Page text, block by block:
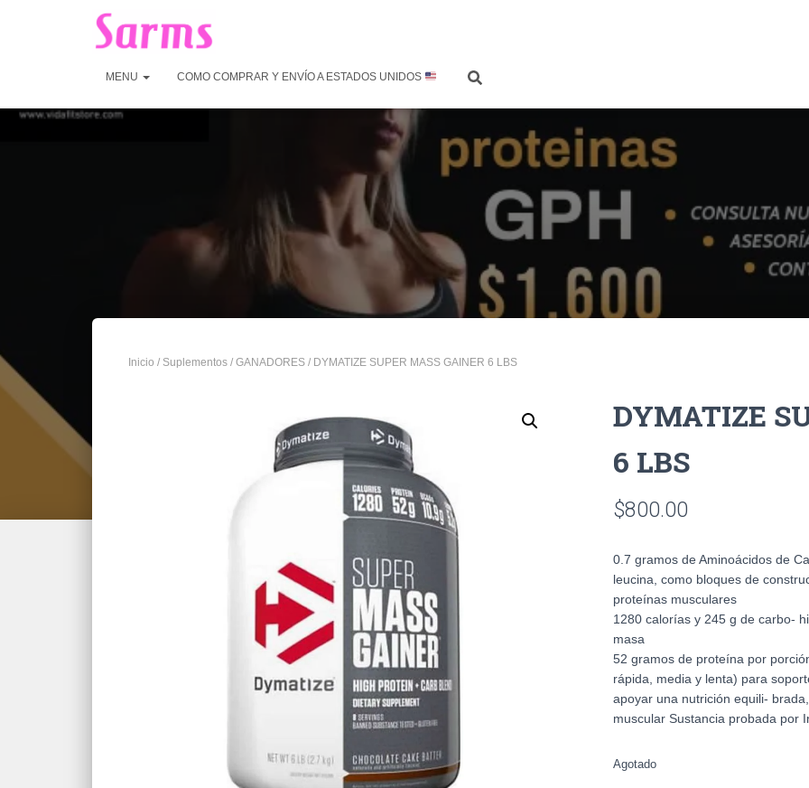
MENU COMO COMPRAR Y ENVÍO A ESTADOS UNIDOS
Inicio / Suplementos / GANADORES / DYMATIZE SUPER MASS GAINER 6 LBS
DYMATIZE
6 LBS
$800.00
0.7 gramos de Aminoácidos de
leucina, como bloques de
proteínas musculares
1280 calorías y 245 g de carbo-
masa
52 gramos de proteína por
rápida, media y lenta) para
apoyar una nutrición equili-
muscular Sustancia probada por
Agotado